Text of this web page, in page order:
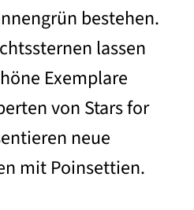
bestehen.
lassen
Exemplare
von Stars for
neue
mit Poinsettien.